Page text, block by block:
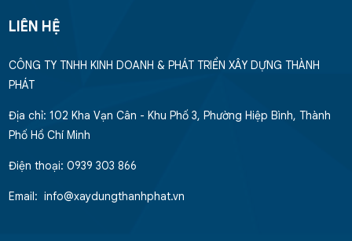
LIÊN HỆ
CÔNG TY TNHH KINH DOANH & PHÁT TRIỂN XÂY DỰNG THÀNH
PHÁT
Địa chỉ: 102 Kha Vạn Cân - Khu Phố 3, Phường Hiệp Bình, Thành
Phố Hồ Chí Minh
Điện thoại: 0939 303 866
Email: info@xaydungthanhphat.vn